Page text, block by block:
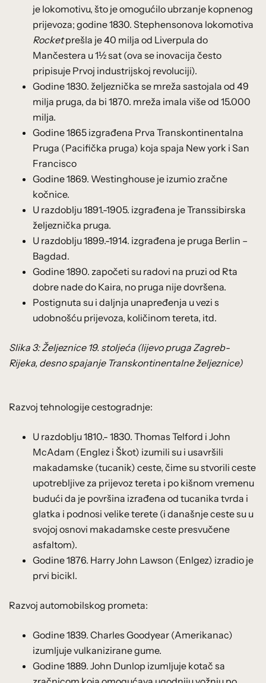
je lokomotivu, što je omogućilo ubrzanje kopnenog
prijevoza; godine 1830. Stephensonova lokomotiva
Rocketprešla je 40 milja od Liverpula do
Mančestera u 1½ sat (ova se inovacija često
pripisuje Prvoj industrijskoj revoluciji).
Godine 1830. željeznička se mreža sastojala od 49
milja pruga, da bi 1870. mreža imala više od 15.000
milja.
Godine 1865 izgrađena Prva Transkontinentalna
Pruga (Pacifička pruga) koja spaja New york i San
Francisco
Godine 1869. Westinghouse je izumio zračne
kočnice.
U razdoblju 1891.-1905. izgrađena je Transsibirska
željeznička pruga.
U razdoblju 1899.-1914. izgrađena je pruga Berlin –
Bagdad.
Godine 1890. započeti su radovi na pruzi od Rta
dobre nade do Kaira, no pruga nije dovršena.
Postignuta su i daljnja unapređenja u vezi s
udobnošću prijevoza, količinom tereta, itd.
Slika 3: Željeznice 19. stoljeća (lijevo pruga Zagreb-
Rijeka, desno spajanje Transkontinentalne željeznice)
Razvoj tehnologije cestogradnje:
U razdoblju 1810.- 1830. Thomas Telford i John
McAdam (Englez i Škot) izumili su i usavršili
makadamske (tucanik) ceste, čime su stvorili ceste
upotrebljive za prijevoz tereta i po kišnom vremenu
budući da je površina izrađena od tucanika tvrda i
glatka i podnosi velike terete (i današnje ceste su u
svojoj osnovi makadamske ceste presvučene
asfaltom).
Godine 1876. Harry John Lawson (Enlgez) izradio je
prvi bicikl.
Razvoj automobilskog prometa:
Godine 1839. Charles Goodyear (Amerikanac)
izumljuje vulkanizirane gume.
Godine 1889. John Dunlop izumljuje kotač sa